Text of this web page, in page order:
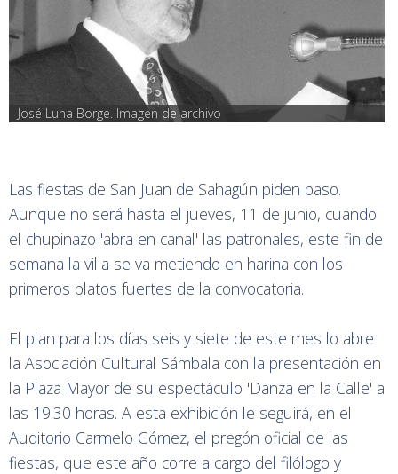
José Luna Borge. Imagen de archivo
Las fiestas de San Juan de Sahagún piden paso.
Aunque no será hasta el jueves, 11 de junio, cuando
el chupinazo 'abra en canal' las patronales, este fin de
semana la villa se va metiendo en harina con los
primeros platos fuertes de la convocatoria.
El plan para los días seis y siete de este mes lo abre
la Asociación Cultural Sámbala con la presentación en
la Plaza Mayor de su espectáculo 'Danza en la Calle' a
las 19:30 horas. A esta exhibición le seguirá, en el
Auditorio Carmelo Gómez, el pregón oficial de las
fiestas, que este año corre a cargo del filólogo y